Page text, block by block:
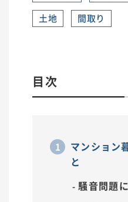
土地
間取り
目次
マンション
と
騒音問題